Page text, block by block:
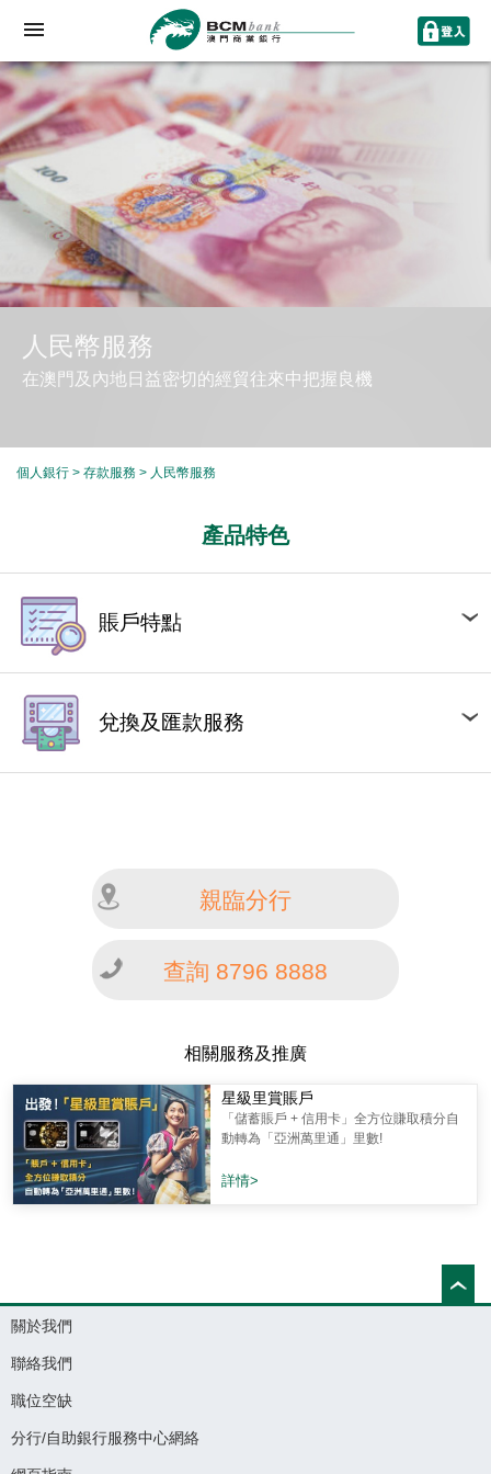
人民幣服務
在澳門及內地日益密切的經貿往來中把握良機
個人銀行 > 存款服務 > 人民幣服務
產品特色
賬戶特點
兌換及匯款服務
親臨分行
查詢 8796 8888
相關服務及推廣
星級里賞賬戶
「儲蓄賬戶 + 信用卡」全方位賺取積分自
動轉為「亞洲萬里通」里數!
詳情>
關於我們
聯絡我們
職位空缺
分行/自助銀行服務中心網絡